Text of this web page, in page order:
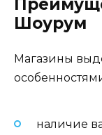
Шоурум
Магазины
наличие